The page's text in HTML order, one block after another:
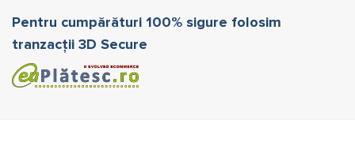
Pentru cumpărături 100% sigure folosim
tranzacții 3D Secure